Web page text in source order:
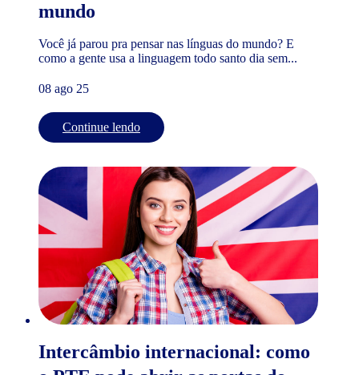
mundo
Você já parou pra pensar nas línguas do mundo? E
como a gente usa a linguagem todo santo dia sem...
08 ago 25
Continue lendo
Intercâmbio internacional: como